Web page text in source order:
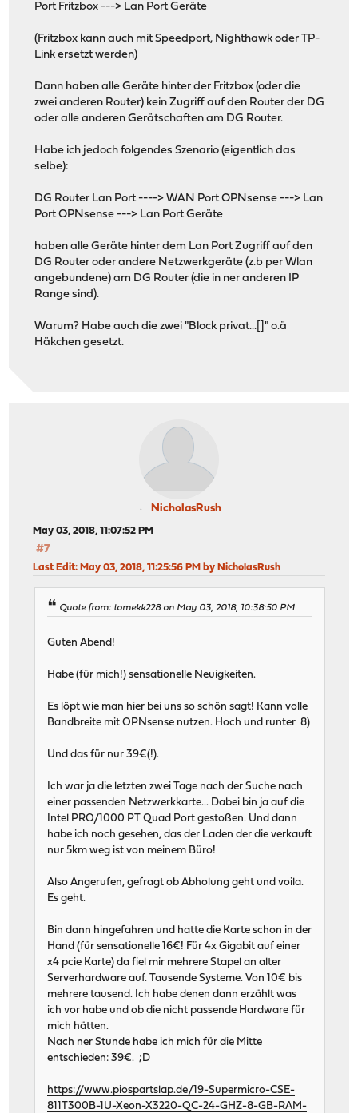
Port Fritzbox ---> Lan Port Geräte
(Fritzbox kann auch mit Speedport, Nighthawk oder TP-
Link ersetzt werden)
Dann haben alle Geräte hinter der Fritzbox (oder die
zwei anderen Router) kein Zugriff auf den Router der DG
oder alle anderen Gerätschaften am DG Router.
Habe ich jedoch folgendes Szenario (eigentlich das
selbe):
DG Router Lan Port ----> WAN Port OPNsense ---> Lan
Port OPNsense ---> Lan Port Geräte
haben alle Geräte hinter dem Lan Port Zugriff auf den
DG Router oder andere Netzwerkgeräte (z.b per Wlan
angebundene) am DG Router (die in ner anderen IP
Range sind).
Warum? Habe auch die zwei "Block privat...[]" o.ä
Häkchen gesetzt.
NicholasRush
May 03, 2018, 11:07:52 PM
#7
Last Edit: May 03, 2018, 11:25:56 PM by NicholasRush
Quote from: tomekk228 on May 03, 2018, 10:38:50 PM
Guten Abend!
Habe (für mich!) sensationelle Neuigkeiten.
Es löpt wie man hier bei uns so schön sagt! Kann volle
Bandbreite mit OPNsense nutzen. Hoch und runter 8)
Und das für nur 39€(!).
Ich war ja die letzten zwei Tage nach der Suche nach
einer passenden Netzwerkkarte... Dabei bin ja auf die
Intel PRO/1000 PT Quad Port gestoßen. Und dann
habe ich noch gesehen, das der Laden der die verkauft
nur 5km weg ist von meinem Büro!
Also Angerufen, gefragt ob Abholung geht und voila.
Es geht.
Bin dann hingefahren und hatte die Karte schon in der
Hand (für sensationelle 16€! Für 4x Gigabit auf einer
x4 pcie Karte) da fiel mir mehrere Stapel an alter
Serverhardware auf. Tausende Systeme. Von 10€ bis
mehrere tausend. Ich habe denen dann erzählt was
ich vor habe und ob die nicht passende Hardware für
mich hätten.
Nach ner Stunde habe ich mich für die Mitte
entschieden: 39€. ;D
https://www.piospartslap.de/19-Supermicro-CSE-
811T300B-1U-Xeon-X3220-QC-24-GHZ-8-GB-RAM-